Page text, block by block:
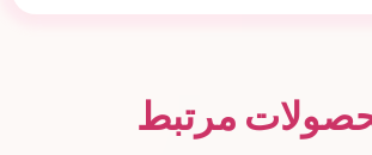
مرتبط